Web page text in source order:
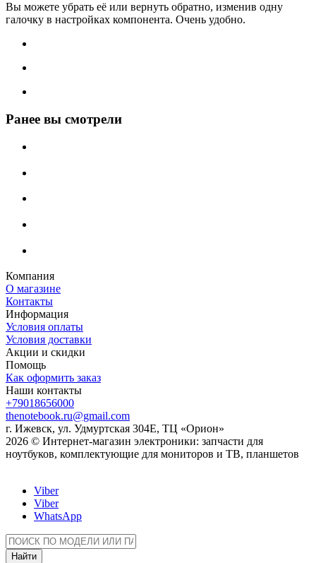
Вы можете убрать её или вернуть обратно, изменив одну
галочку в настройках компонента. Очень удобно.
Ранее вы смотрели
Компания
О магазине
Контакты
Информация
Условия оплаты
Условия доставки
Акции и скидки
Помощь
Как оформить заказ
Наши контакты
+79018656000
thenotebook.ru@gmail.com
г. Ижевск, ул. Удмуртская 304Е, ТЦ «Орион»
2026 © Интернет-магазин электроники: запчасти для
ноутбуков, комплектующие для мониторов и ТВ, планшетов
Viber
Viber
WhatsApp
Найти